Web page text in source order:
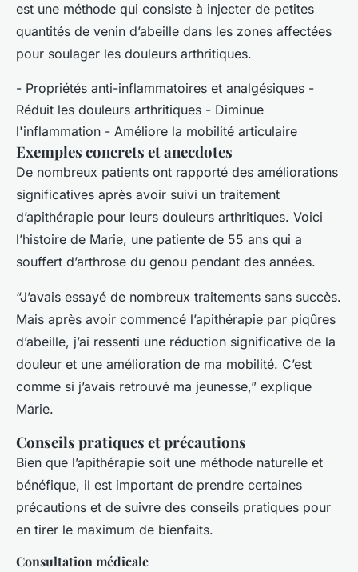
est une méthode qui consiste à injecter de petites
quantités de venin d’abeille dans les zones affectées
pour soulager les douleurs arthritiques.
- Propriétés anti-inflammatoires et analgésiques -
Réduit les douleurs arthritiques - Diminue
l'inflammation - Améliore la mobilité articulaire
Exemples concrets et anecdotes
De nombreux patients ont rapporté des améliorations
significatives après avoir suivi un traitement
d’apithérapie pour leurs douleurs arthritiques. Voici
l’histoire de Marie, une patiente de 55 ans qui a
souffert d’arthrose du genou pendant des années.
“J’avais essayé de nombreux traitements sans succès.
Mais après avoir commencé l’apithérapie par piqûres
d’abeille, j’ai ressenti une réduction significative de la
douleur et une amélioration de ma mobilité. C’est
comme si j’avais retrouvé ma jeunesse,” explique
Marie.
Conseils pratiques et précautions
Bien que l’apithérapie soit une méthode naturelle et
bénéfique, il est important de prendre certaines
précautions et de suivre des conseils pratiques pour
en tirer le maximum de bienfaits.
Consultation médicale